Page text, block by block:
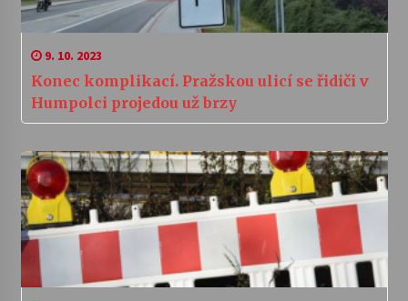
9. 10. 2023
Konec komplikací. Pražskou ulicí se řidiči v
Humpolci projedou už brzy